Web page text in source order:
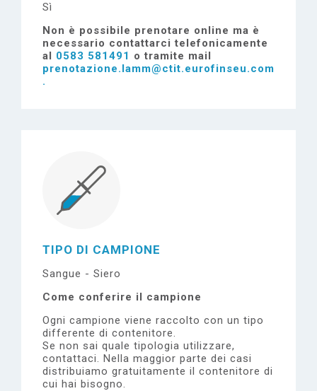
Sì
Non è possibile prenotare online ma è
necessario contattarci telefonicamente
al 0583 581491 o tramite mail
prenotazione.lamm@ctit.eurofinseu.com
.
TIPO DI CAMPIONE
Sangue - Siero
Come conferire il campione
Ogni campione viene raccolto con un tipo
differente di contenitore.
Se non sai quale tipologia utilizzare,
contattaci. Nella maggior parte dei casi
distribuiamo gratuitamente il contenitore di
cui hai bisogno.